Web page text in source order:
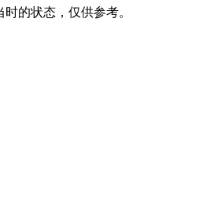
的状态，仅供参考。